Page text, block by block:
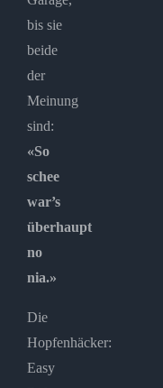
bis sie
beide
der
Meinung
sind:
«So
schee
war’s
überhaupt
no
nia.»
Die
Hopfenhäcker:
Easy